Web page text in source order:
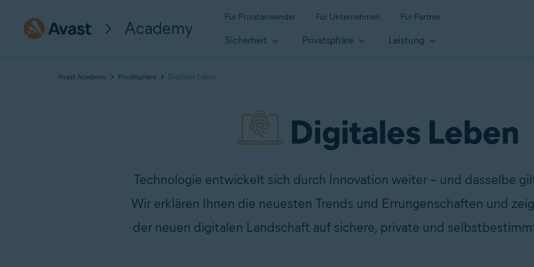
Academy
Für Privatanwender Für Unternehmen Für Partner
Sicherheit Privatsphäre Leistung
Avast Academy Privatsphäre Digitales Leben
Digitales Leben
Technologie entwickelt sich durch Innovation weiter – und dasselbe
Wir erklären Ihnen die neuesten Trends und Errungenschaften und
der neuen digitalen Landschaft auf sichere, private und